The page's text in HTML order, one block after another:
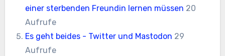
einer sterbenden Freundin lernen müssen 20
Aufrufe
Es geht beides - Twitter und Mastodon 29
Aufrufe